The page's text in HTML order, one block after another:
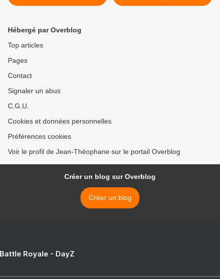
cette année (Can) >
Hébergé par Overblog
Top articles
Pages
Contact
Signaler un abus
C.G.U.
Cookies et données personnelles
Préférences cookies
Voir le profil de Jean-Théophane sur le portail Overblog
Créer un blog sur Overblog
Créer un blog
Royale - DayZ